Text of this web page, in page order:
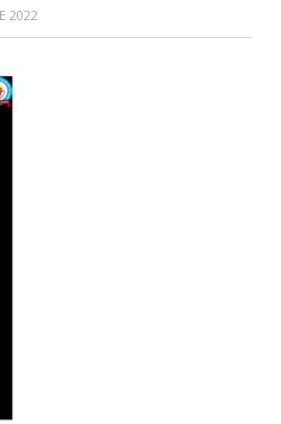
2022